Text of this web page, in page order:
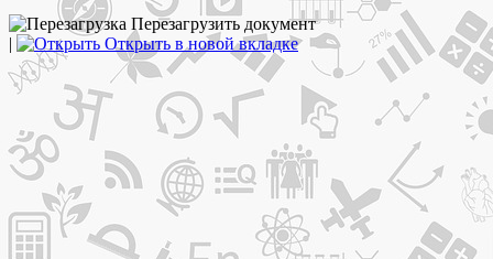
Перезагрузить документ
|
Открыть в новой вкладке